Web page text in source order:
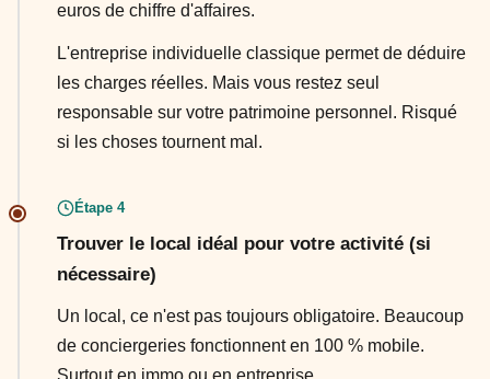
euros de chiffre d'affaires.
L'entreprise individuelle classique permet de déduire
les charges réelles. Mais vous restez seul
responsable sur votre patrimoine personnel. Risqué
si les choses tournent mal.
Étape 4
Trouver le local idéal pour votre activité (si
nécessaire)
Un local, ce n'est pas toujours obligatoire. Beaucoup
de conciergeries fonctionnent en 100 % mobile.
Surtout en immo ou en entreprise.